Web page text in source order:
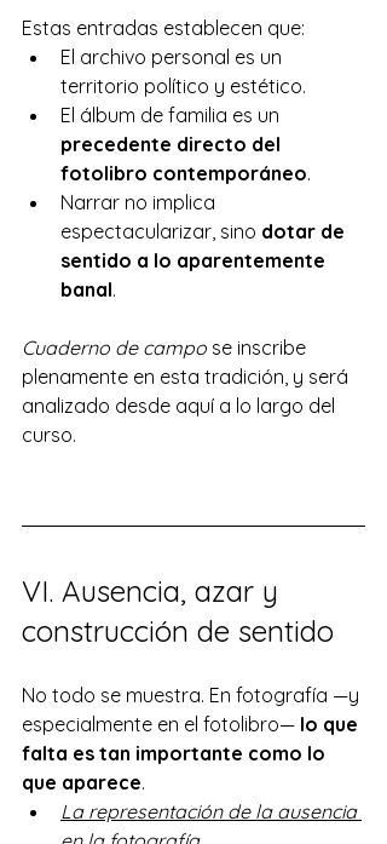
Estas entradas establecen que:
El archivo personal es un
territorio político y estético.
El álbum de familia es un
precedente directo del
fotolibro contemporáneo.
Narrar no implica
espectacularizar, sino dotar de
sentido a lo aparentemente
banal.
Cuaderno de campo se inscribe
plenamente en esta tradición, y será
analizado desde aquí a lo largo del
curso.
VI. Ausencia, azar y
construcción de sentido
No todo se muestra. En fotografía —y
especialmente en el fotolibro— lo que
falta es tan importante como lo
que aparece.
La representación de la ausencia